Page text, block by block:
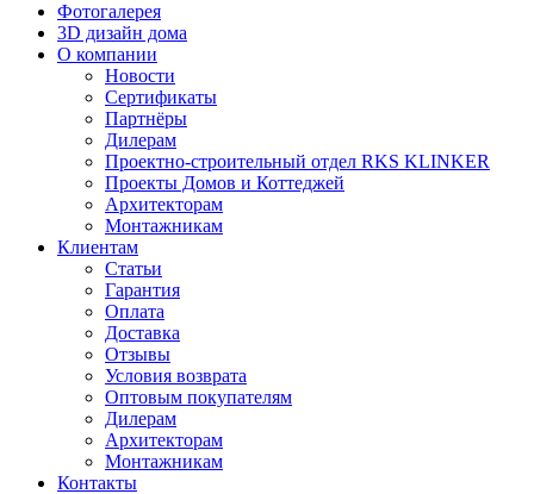
Фотогалерея
3D дизайн дома
О компании
Новости
Сертификаты
Партнёры
Дилерам
Проектно-строительный отдел RKS KLINKER
Проекты Домов и Коттеджей
Архитекторам
Монтажникам
Клиентам
Статьи
Гарантия
Оплата
Доставка
Отзывы
Условия возврата
Оптовым покупателям
Дилерам
Архитекторам
Монтажникам
Контакты